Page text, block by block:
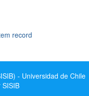
record
- Universidad de Chile